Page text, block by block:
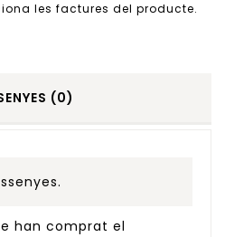
les factures del producte.
(0)
han comprat el